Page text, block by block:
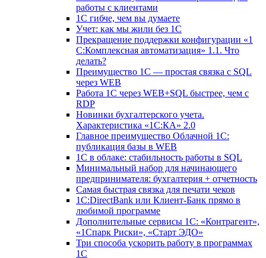
работы с клиентами
1С гибче, чем вы думаете
Учет: как мы жили без 1С
Прекращение поддержки конфигурации «1
С:Комплексная автоматизация» 1.1. Что
делать?
Преимущество 1С — простая связка с SQL
через WEB
Работа 1С через WEB+SQL быстрее, чем с
RDP
Новинки бухгалтерского учета.
Характеристика «1С:КА» 2.0
Главное преимущество Облачной 1С:
публикация базы в WEB
1С в облаке: стабильность работы в SQL
Минимальный набор для начинающего
предпринимателя: бухгалтерия + отчетность
Самая быстрая связка для печати чеков
1С:DirectBank или Клиент-Банк прямо в
любимой программе
Дополнительные сервисы 1С: «Контрагент»,
«1Спарк Риски», «Старт ЭДО»
Три способа ускорить работу в программах
1С